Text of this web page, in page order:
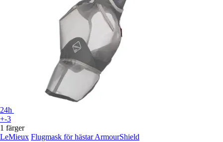
24h
+-3
1 färger
LeMieux Flugmask för hästar ArmourShield